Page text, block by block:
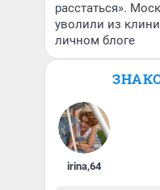
расстаться».
уволили из
личном блоге
irina,64